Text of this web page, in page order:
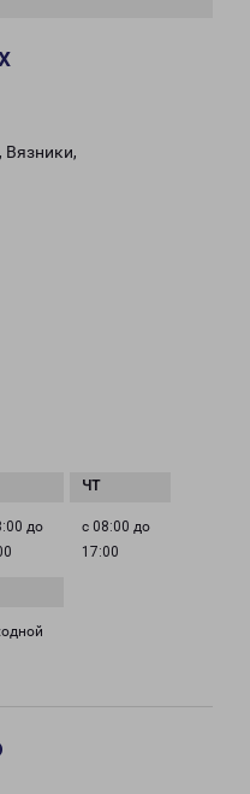
Вязники,
до
с 08:00 до
17:00